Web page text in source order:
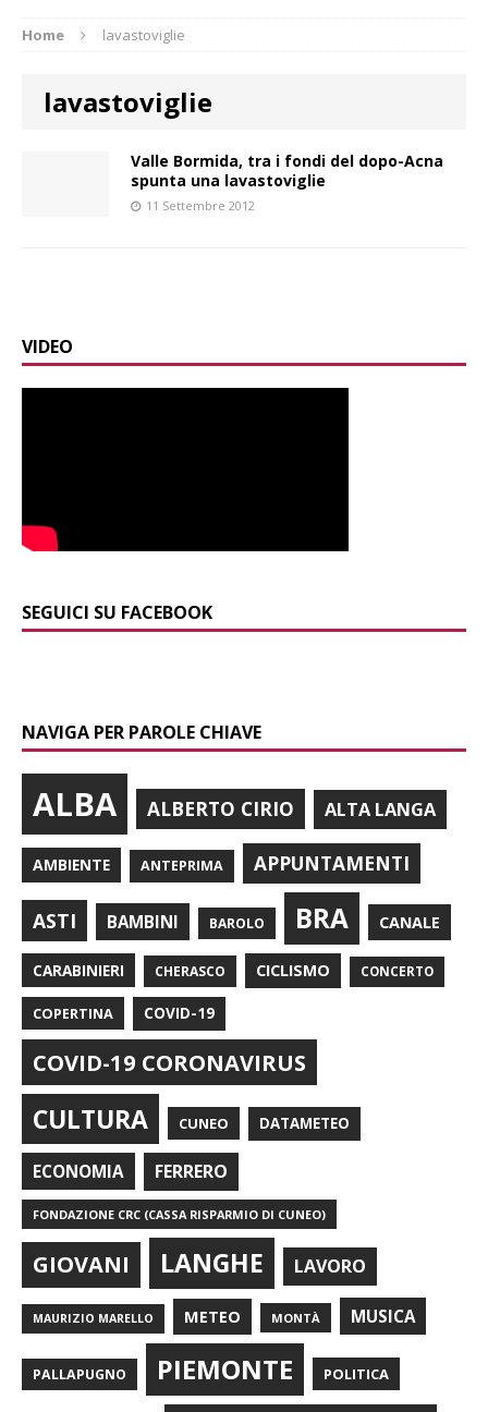
Home lavastoviglie
lavastoviglie
Valle Bormida, tra i fondi del dopo-Acna
spunta una lavastoviglie
11 Settembre 2012
VIDEO
SEGUICI SU FACEBOOK
NAVIGA PER PAROLE CHIAVE
ALBA ALBERTO CIRIO ALTA LANGA
AMBIENTE ANTEPRIMA APPUNTAMENTI
ASTI BAMBINI BAROLO BRA CANALE
CARABINIERI CHERASCO CICLISMO CONCERTO
COPERTINA COVID-19
COVID-19 CORONAVIRUS
CULTURA CUNEO DATAMETEO
ECONOMIA FERRERO
FONDAZIONE CRC (CASSA RISPARMIO DI CUNEO)
GIOVANI LANGHE LAVORO
MAURIZIO MARELLO METEO MONTÀ MUSICA
PALLAPUGNO PIEMONTE POLITICA